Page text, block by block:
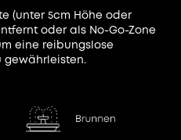
(unter 5cm Höhe oder
oder als No-Go-Zone
eine reibungslose
gewährleisten.